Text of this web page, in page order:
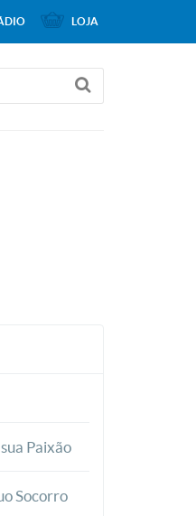
Paixão
Socorro
LOJA